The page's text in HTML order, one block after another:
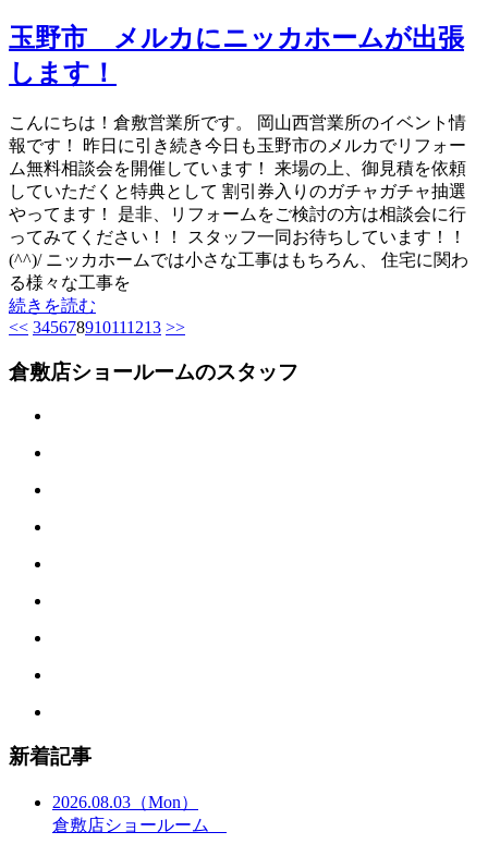
玉野市 メルカにニッカホームが出張
します！
こんにちは！倉敷営業所です。 岡山西営業所のイベント情
報です！ 昨日に引き続き今日も玉野市のメルカでリフォー
ム無料相談会を開催しています！ 来場の上、御見積を依頼
していただくと特典として 割引券入りのガチャガチャ抽選
やってます！ 是非、リフォームをご検討の方は相談会に行
ってみてください！！ スタッフ一同お待ちしています！！
(^^)/ ニッカホームでは小さな工事はもちろん、 住宅に関わ
る様々な工事を
続きを読む
<< 345678910111213 >>
倉敷店ショールームのスタッフ
新着記事
2026.08.03 （Mon）
倉敷店ショールーム